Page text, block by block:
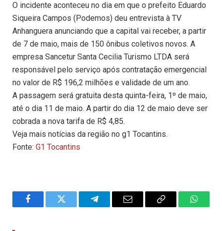
O incidente aconteceu no dia em que o prefeito Eduardo
Siqueira Campos (Podemos) deu entrevista à TV
Anhanguera anunciando que a capital vai receber, a partir
de 7 de maio, mais de 150 ônibus coletivos novos. A
empresa Sancetur Santa Cecilia Turismo LTDA será
responsável pelo serviço após contratação emergencial
no valor de R$ 196,2 milhões e validade de um ano.
A passagem será gratuita desta quinta-feira, 1º de maio,
até o dia 11 de maio. A partir do dia 12 de maio deve ser
cobrada a nova tarifa de R$ 4,85.
Veja mais notícias da região no g1 Tocantins.
Fonte: G1 Tocantins
FacebookTwitter TelegramEmail
Copy